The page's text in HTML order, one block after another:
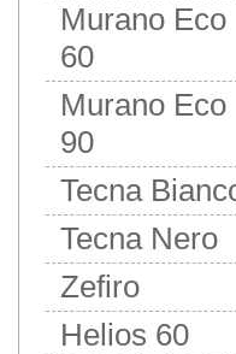
Murano Eco
60
Murano Eco
90
Tecna
Tecna Nero
Zefiro
Helios 60